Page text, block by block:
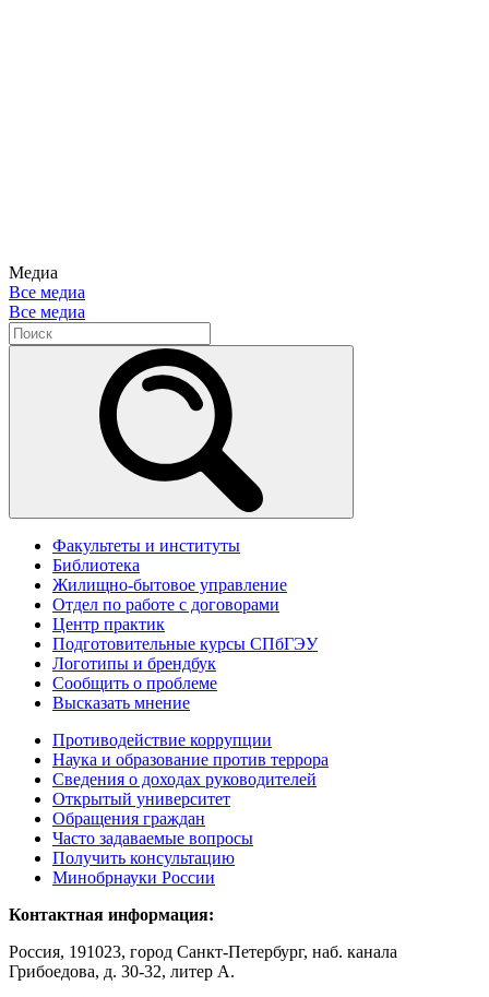
Медиа
Все медиа
Все медиа
Факультеты и институты
Библиотека
Жилищно-бытовое управление
Отдел по работе с договорами
Центр практик
Подготовительные курсы СПбГЭУ
Логотипы и брендбук
Сообщить о проблеме
Высказать мнение
Противодействие коррупции
Наука и образование против террора
Сведения о доходах руководителей
Открытый университет
Обращения граждан
Часто задаваемые вопросы
Получить консультацию
Минобрнауки России
Контактная информация:
Россия, 191023, город Санкт-Петербург, наб. канала
Грибоедова, д. 30-32, литер А.